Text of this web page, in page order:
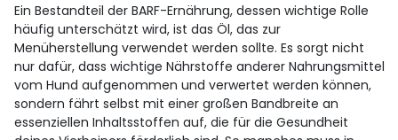
Ein Bestandteil der BARF-Ernährung, dessen wichtige Rolle
häufig unterschätzt wird, ist das Öl, das zur
Menüherstellung verwendet werden sollte. Es sorgt nicht
nur dafür, dass wichtige Nährstoffe anderer Nahrungsmittel
vom Hund aufgenommen und verwertet werden können,
sondern fährt selbst mit einer großen Bandbreite an
essenziellen Inhaltsstoffen auf, die für die Gesundheit